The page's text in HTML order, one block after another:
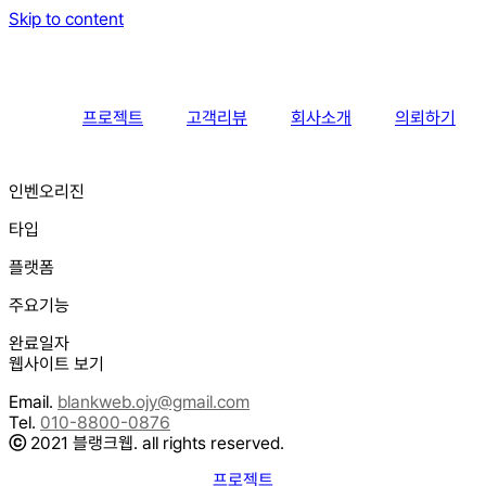
Skip to content
프로젝트 고객리뷰 회사소개 의뢰하기
인벤오리진
타입
플랫폼
주요기능
완료일자
웹사이트 보기
Email. blankweb.ojy@gmail.com
Tel. 010-8800-0876
ⓒ2021 블랭크웹. all rights reserved.
프로젝트